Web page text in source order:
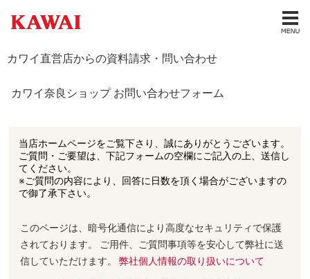
カワイ直営店からの資料請求・問い合わせ
カワイ奈良ショップ お問い合わせフォーム
当店ホームページをご覧下さり、誠にありがとうございます。
ご質問・ご要望は、下記フォームの空欄にご記入の上、送信し
てください。
※ご質問の内容により、回答に日数を頂く場合がございますの
で御了承下さい。
このページは、暗号化通信により高度なセキュリティで保護
されております。 ご用件、ご質問事項等を安心して弊社に送
信していただけます。弊社個人情報の取り扱いについて